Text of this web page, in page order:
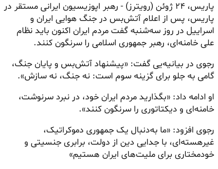
پاریس، ۲۴ ژوئن (رویترز) - رهبر اپوزیسیون ایرانی مستقر در
پاریس، پس از اعلام آتش‌بس در جنگ هوایی ایران و
اسراییل در روز سه‌شنبه گفت مردم ایران اکنون باید نظام
علی خامنه‌ای، رهبر جمهوری اسلامی را سرنگون کنند.
رجوی در بیانیه‌یی گفت: «پیشنهاد آتش‌بس و پایان جنگ،
گامی به جلو برای گزینه سوم است: نه جنگ، نه سازش».
او ادامه داد: «بگذارید مردم ایران خود، در نبرد سرنوشت،
خامنه‌ای و دیکتاتوری را سرنگون کنند».
رجوی افزود: «ما به‌دنبال یک جمهوری دموکراتیک،
غیرهسته‌ای، با جدایی دین از دولت، برابری جنسیتی و
خودمختاری برای ملیت‌های ایران هستیم»